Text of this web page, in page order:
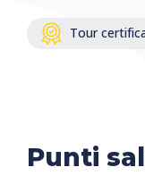
Tour
Punti